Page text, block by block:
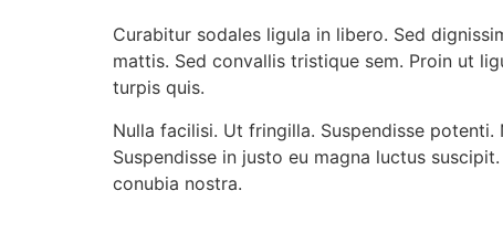
Curabitur sodales ligula in libero. Sed
mattis. Sed convallis tristique sem. Proin ut
turpis quis.
Nulla facilisi. Ut fringilla. Suspendisse
Suspendisse in justo eu magna luctus
conubia nostra.